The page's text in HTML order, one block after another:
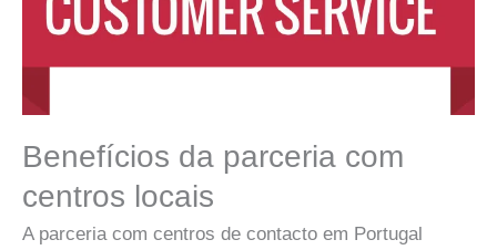
Benefícios da parceria com
centros locais
A parceria com centros de contacto em Portugal